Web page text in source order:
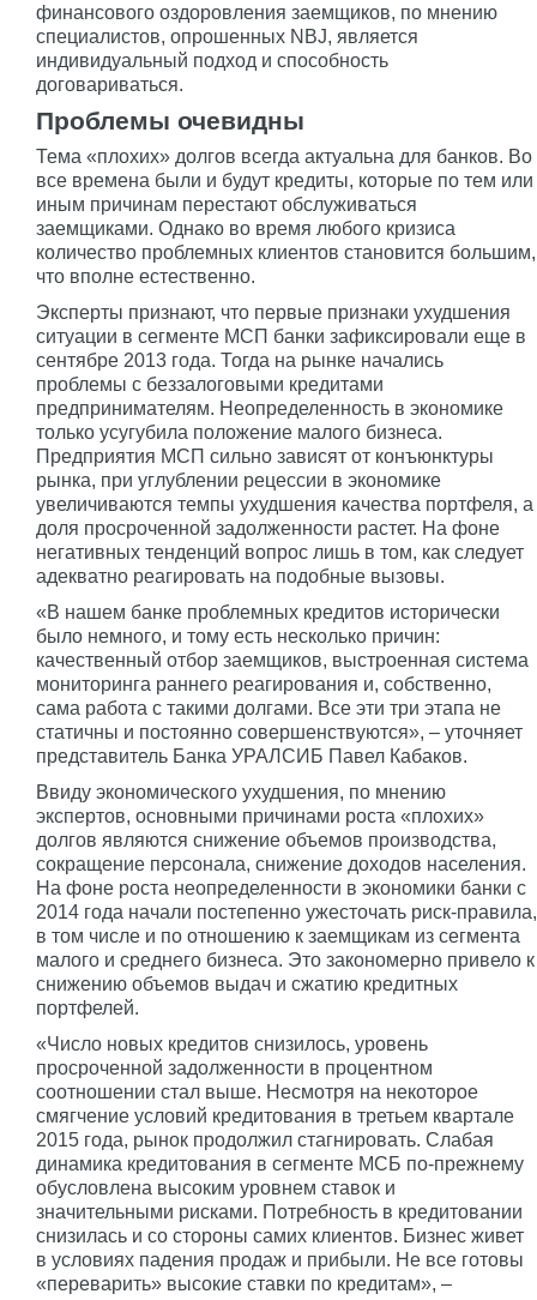
финансового оздоровления заемщиков, по мнению
специалистов, опрошенных NBJ, является
индивидуальный подход и способность
договариваться.
Проблемы очевидны
Тема «плохих» долгов всегда актуальна для банков. Во
все времена были и будут кредиты, которые по тем или
иным причинам перестают обслуживаться
заемщиками. Однако во время любого кризиса
количество проблемных клиентов становится большим,
что вполне естественно.
Эксперты признают, что первые признаки ухудшения
ситуации в сегменте МСП банки зафиксировали еще в
сентябре 2013 года. Тогда на рынке начались
проблемы с беззалоговыми кредитами
предпринимателям. Неопределенность в экономике
только усугубила положение малого бизнеса.
Предприятия МСП сильно зависят от конъюнктуры
рынка, при углублении рецессии в экономике
увеличиваются темпы ухудшения качества портфеля, а
доля просроченной задолженности растет. На фоне
негативных тенденций вопрос лишь в том, как следует
адекватно реагировать на подобные вызовы.
«В нашем банке проблемных кредитов исторически
было немного, и тому есть несколько причин:
качественный отбор заемщиков, выстроенная система
мониторинга раннего реагирования и, собственно,
сама работа с такими долгами. Все эти три этапа не
статичны и постоянно совершенствуются», – уточняет
представитель Банка УРАЛСИБ Павел Кабаков.
Ввиду экономического ухудшения, по мнению
экспертов, основными причинами роста «плохих»
долгов являются снижение объемов производства,
сокращение персонала, снижение доходов населения.
На фоне роста неопределенности в экономики банки с
2014 года начали постепенно ужесточать риск-правила,
в том числе и по отношению к заемщикам из сегмента
малого и среднего бизнеса. Это закономерно привело к
снижению объемов выдач и сжатию кредитных
портфелей.
«Число новых кредитов снизилось, уровень
просроченной задолженности в процентном
соотношении стал выше. Несмотря на некоторое
смягчение условий кредитования в третьем квартале
2015 года, рынок продолжил стагнировать. Слабая
динамика кредитования в сегменте МСБ по-прежнему
обусловлена высоким уровнем ставок и
значительными рисками. Потребность в кредитовании
снизилась и со стороны самих клиентов. Бизнес живет
в условиях падения продаж и прибыли. Не все готовы
«переварить» высокие ставки по кредитам», –